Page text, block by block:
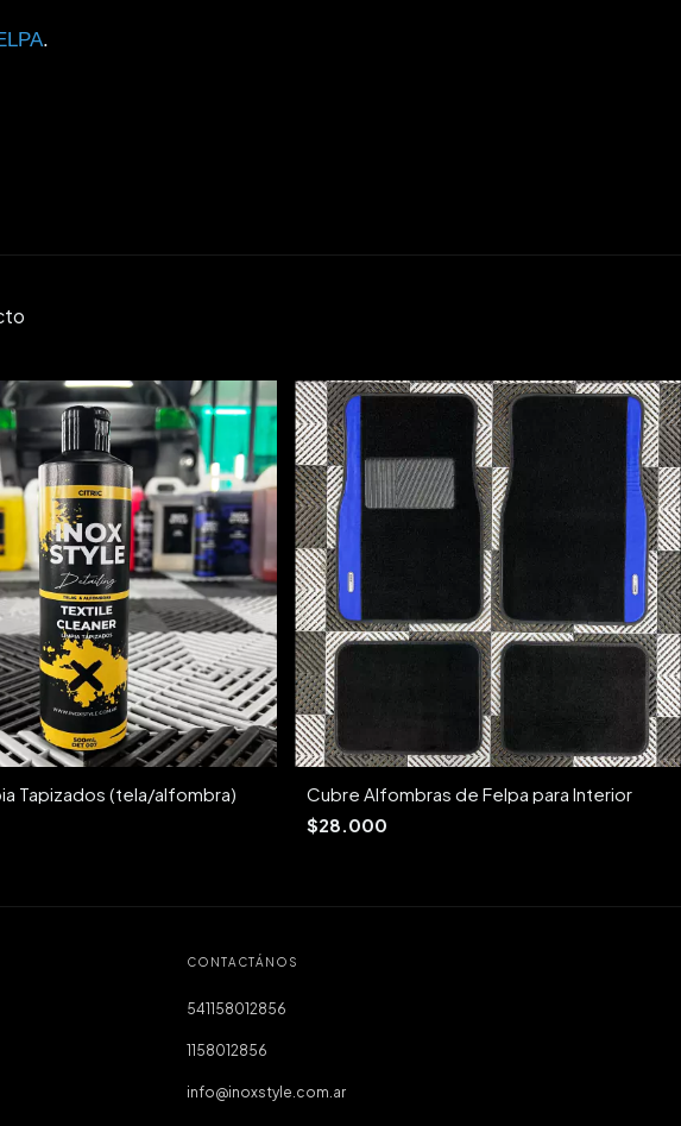
.
Tapizados (tela/alfombra)
Cubre Alfombras de Felpa para Interior
$28.000
CONTACTÁNOS
541158012856
1158012856
info@inoxstyle.com.ar